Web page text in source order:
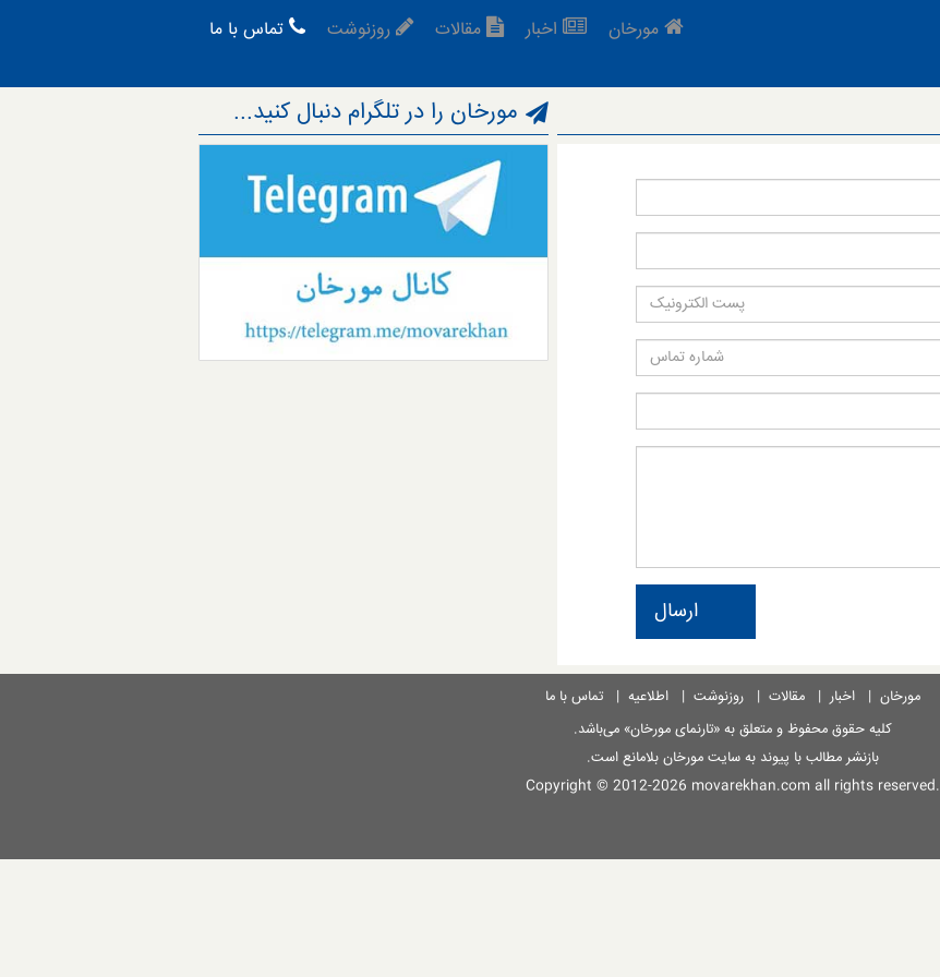
مورخان اخبار مقالات روزنوشت تماس با ما
ارسال
مورخان را در تلگرام دنبال کنید...
مورخان | اخبار | مقالات | روزنوشت | اطلاعیه |
تماس با ما
کلیه حقوق محفوظ و متعلق به «تارنمای مورخان» می‌باشد.
بازنشر مطالب با پیوند به سایت مورخان بلامانع است.
Copyright © 2012-2026 movarekhan.com all rights reserved.